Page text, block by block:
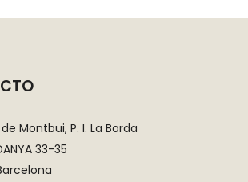
Montbui, P. I. La Borda
33-35